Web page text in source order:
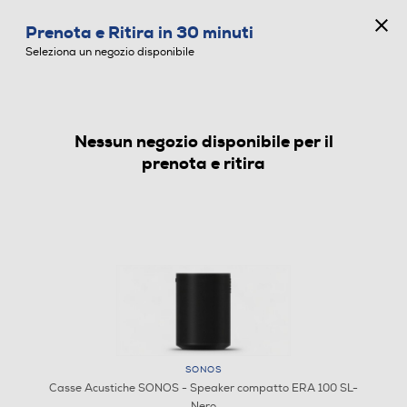
CASSE ACUSTICHE
Prenota e Ritira in 30 minuti
Seleziona un negozio disponibile
Nessun negozio disponibile per il
prenota e ritira
SONOS
Casse Acustiche SONOS - Speaker compatto ERA 100 SL-